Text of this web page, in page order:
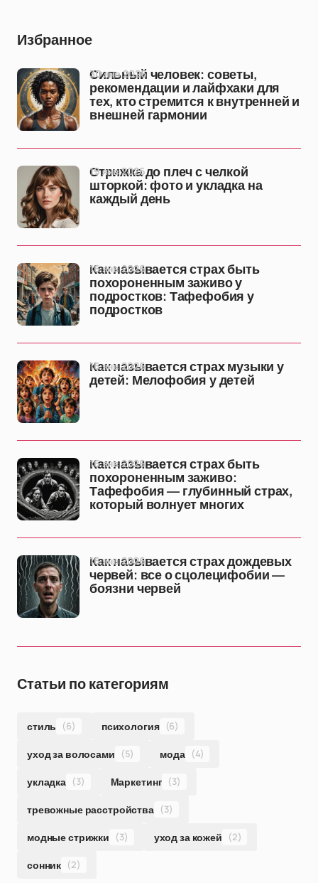
Избранное
Сильный человек: советы,
рекомендации и лайфхаки для
тех, кто стремится к внутренней и
внешней гармонии
30 янв 2026
Стрижка до плеч с челкой
шторкой: фото и укладка на
каждый день
19 янв 2026
Как называется страх быть
похороненным заживо у
подростков: Тафефобия у
подростков
16 янв 2026
Как называется страх музыки у
детей: Мелофобия у детей
16 янв 2026
Как называется страх быть
похороненным заживо:
Тафефобия — глубинный страх,
который волнует многих
16 янв 2026
Как называется страх дождевых
червей: все о сцолецифобии —
боязни червей
16 янв 2026
Статьи по категориям
стиль (6) психология (6)
уход за волосами (5) мода (4)
укладка (3) Маркетинг (3)
тревожные расстройства (3)
модные стрижки (3) уход за кожей (2)
сонник (2)